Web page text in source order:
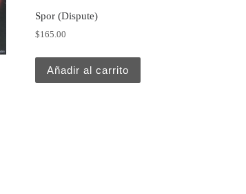
Spor (Dispute)
$165.00
Añadir al carrito